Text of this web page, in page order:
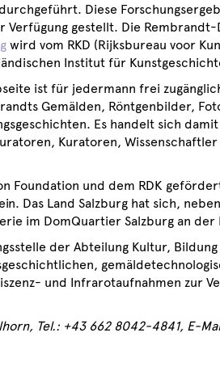
Diese
Verfügung gestellt. Die Rembrandt-
wird vom RKD (Rijksbureau voor
Institut für
ist für jedermann frei
Gemälden, Röntgenbilder,
Es handelt sich
Kuratoren,
Foundation und dem RDK
Das Land Salzburg hat sich,
im DomQuartier Salzburg an
der Abteilung Kultur,
und Infrarotaufnahmen zur
Tel.: +43 662 8042-4841, E-